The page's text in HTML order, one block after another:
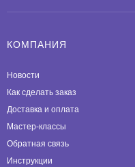
КОМПАНИЯ
Новости
Как сделать заказ
Доставка и оплата
Мастер-классы
Обратная связь
Инструкции